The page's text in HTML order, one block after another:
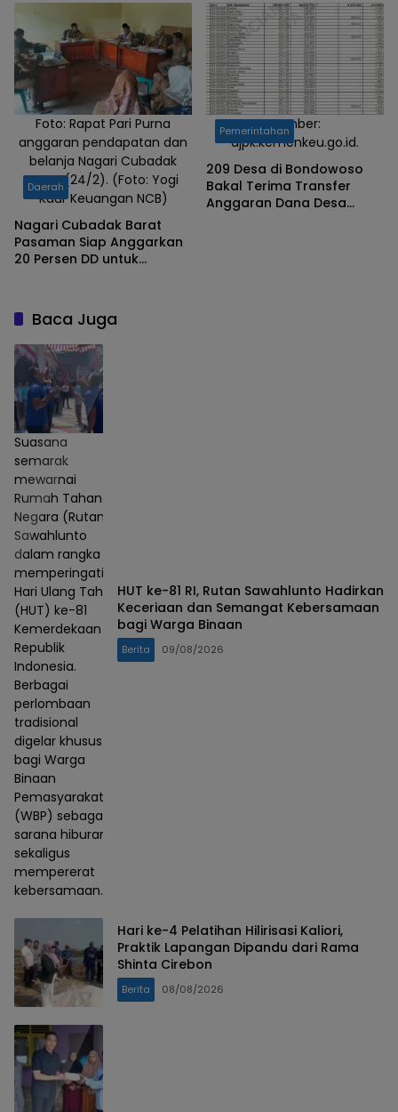
Miliar
Foto: Rapat Pari Purna
anggaran pendapatan dan
belanja Nagari Cubadak
Barat (24/2). (Foto: Yogi
Kaur Keuangan NCB)
Daerah
Nagari Cubadak Barat
Pasaman Siap Anggarkan
20 Persen DD untuk
Sumber:
djpk.kemenkeu.go.id.
Pemerintahan
209 Desa di Bondowoso
Bakal Terima Transfer
Anggaran Dana Desa
Baca Juga
Suasana
semarak
mewarnai
Rumah Tahanan
Negara (Rutan)
Sawahlunto
dalam rangka
memperingati
Hari Ulang Tahun
(HUT) ke-81
Kemerdekaan
Republik
Indonesia.
Berbagai
perlombaan
tradisional
digelar khusus
bagi Warga
Binaan
Pemasyarakatan
(WBP) sebagai
sarana hiburan
sekaligus
mempererat
kebersamaan.
HUT ke-81 RI, Rutan Sawahlunto Hadirkan
Keceriaan dan Semangat Kebersamaan
bagi Warga Binaan
Berita 09/08/2026
Hari ke-4 Pelatihan Hilirisasi Kaliori,
Praktik Lapangan Dipandu dari Rama
Shinta Cirebon
Berita 08/08/2026